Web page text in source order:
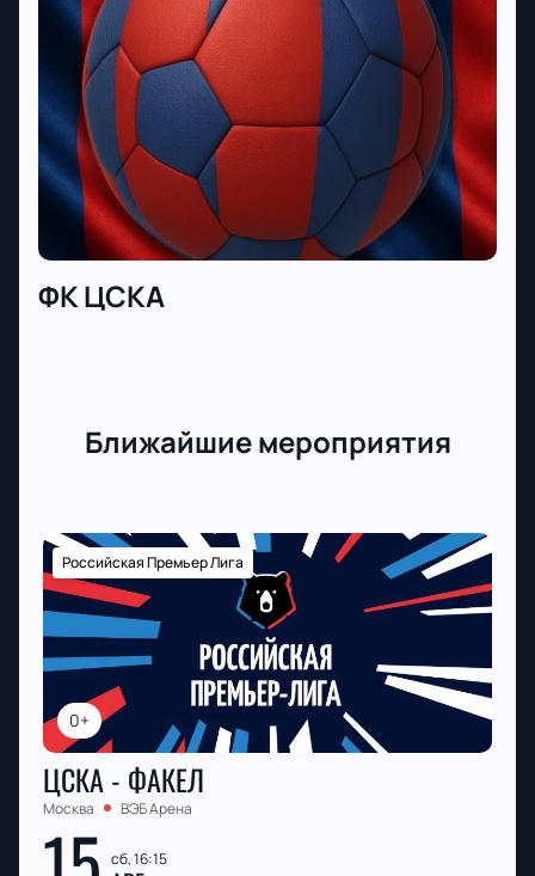
ФК ЦСКА
Ближайшие мероприятия
0+
Российская Премьер Лига
ЦСКА - ФАКЕЛ
Москва ВЭБ Арена
сб, 16:15